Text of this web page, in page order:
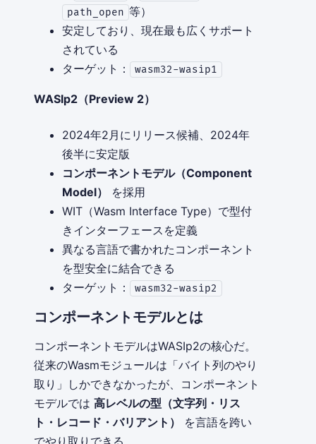
path_open 等）
安定しており、現在最も広くサポート
されている
ターゲット：
wasm32-wasip1
WASIp2（Preview 2）
2024年2月にリリース候補、2024年
後半に安定版
コンポーネントモデル（Component
Model）
を採用
WIT（Wasm Interface Type）で型付
きインターフェースを定義
異なる言語で書かれたコンポーネント
を型安全に結合できる
ターゲット：
wasm32-wasip2
コンポーネントモデルとは
コンポーネントモデルはWASIp2の核心だ。
従来のWasmモジュールは「バイト列のやり
取り」しかできなかったが、コンポーネント
モデルでは 高レベルの型（文字列・リス
ト・レコード・バリアント）
を言語を跨い
でやり取りできる。